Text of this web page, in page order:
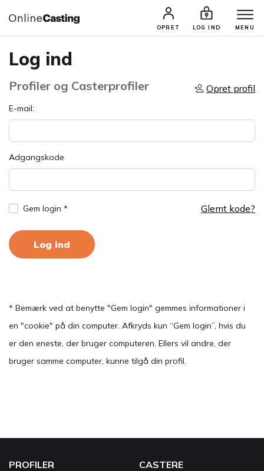
OPRET LOG IND MENU
Log ind
Profiler og Casterprofiler Opret profil
E-mail:
Adgangskode
Gem login * Glemt kode?
Log ind
* Bemærk ved at benytte "Gem login" gemmes informationer i
en "cookie" på din computer. Afkryds kun “Gem login”, hvis du
er den eneste, der bruger computeren. Ellers vil andre, der
bruger samme computer, kunne tilgå din profil.
PROFILER CASTERE